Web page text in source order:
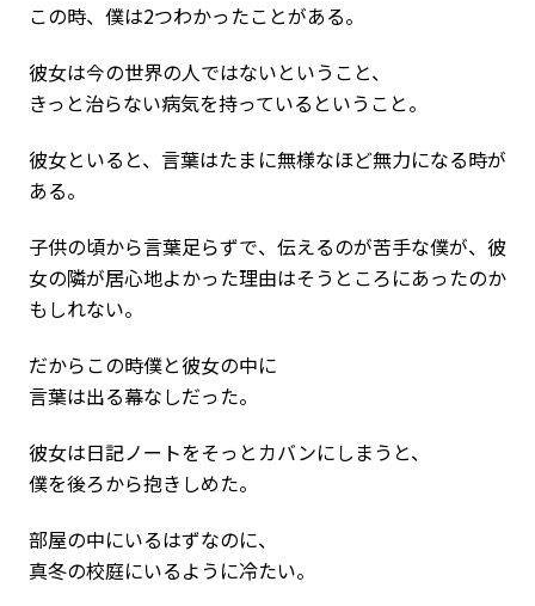
この時、僕は2つわかったことがある。
彼女は今の世界の人ではないということ、
きっと治らない病気を持っているということ。
彼女といると、言葉はたまに無様なほど無力になる時が
ある。
子供の頃から言葉足らずで、伝えるのが苦手な僕が、彼
女の隣が居心地よかった理由はそうところにあったのか
もしれない。
だからこの時僕と彼女の中に
言葉は出る幕なしだった。
彼女は日記ノートをそっとカバンにしまうと、
僕を後ろから抱きしめた。
部屋の中にいるはずなのに、
真冬の校庭にいるように冷たい。